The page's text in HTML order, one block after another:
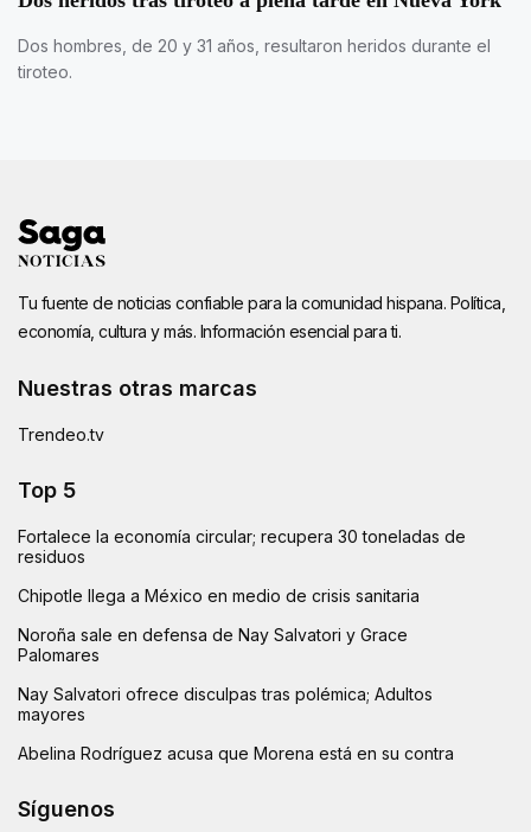
Dos hombres, de 20 y 31 años, resultaron heridos durante el
tiroteo.
Tu fuente de noticias confiable para la comunidad hispana. Política,
economía, cultura y más. Información esencial para ti.
Nuestras otras marcas
Trendeo.tv
Top 5
Fortalece la economía circular; recupera 30 toneladas de
residuos
Chipotle llega a México en medio de crisis sanitaria
Noroña sale en defensa de Nay Salvatori y Grace
Palomares
Nay Salvatori ofrece disculpas tras polémica; Adultos
mayores
Abelina Rodríguez acusa que Morena está en su contra
Síguenos